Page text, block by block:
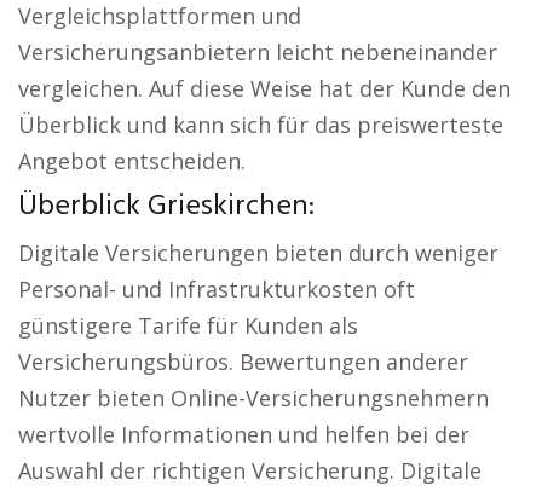
Vergleichsplattformen und
Versicherungsanbietern leicht nebeneinander
vergleichen. Auf diese Weise hat der Kunde den
Überblick und kann sich für das preiswerteste
Angebot entscheiden.
Überblick Grieskirchen:
Digitale Versicherungen bieten durch weniger
Personal- und Infrastrukturkosten oft
günstigere Tarife für Kunden als
Versicherungsbüros. Bewertungen anderer
Nutzer bieten Online-Versicherungsnehmern
wertvolle Informationen und helfen bei der
Auswahl der richtigen Versicherung. Digitale